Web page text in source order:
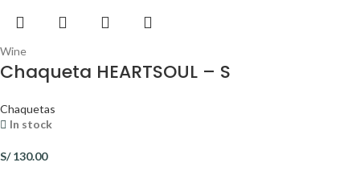
Wine
Chaqueta HEARTSOUL – S
Chaquetas
In stock
S/130.00